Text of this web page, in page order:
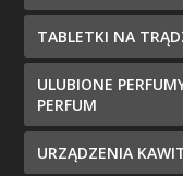
TABLETKI NA
ULUBIONE
PERFUM
URZĄDZENIA